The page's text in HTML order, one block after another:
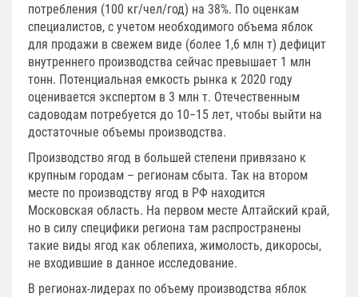
потребления (100 кг/чел/год) на 38%. По оценкам
специалистов, с учетом необходимого объема яблок
для продажи в свежем виде (более 1,6 млн т) дефицит
внутреннего производства сейчас превышает 1 млн
тонн. Потенциальная емкость рынка к 2020 году
оценивается экспертом в 3 млн т. Отечественным
садоводам потребуется до 10−15 лет, чтобы выйти на
достаточные объемы производства.
Производство ягод в большей степени привязано к
крупным городам – регионам сбыта. Так на втором
месте по производству ягод в РФ находится
Московская область. На первом месте Алтайский край,
но в силу специфики региона там распространены
такие виды ягод как облепиха, жимолость, дикоросы,
не входившие в данное исследование.
В регионах-лидерах по объему производства яблок